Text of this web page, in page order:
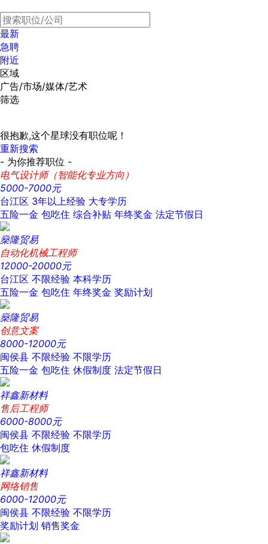
最新
急聘
附近
区域
广告/市场/媒体/艺术
筛选
很抱歉,这个星球没有职位呢！
重新搜索
- 为你推荐职位 -
电气设计师（智能化专业方向）
5000-7000元
台江区 3年以上经验 大专学历
五险一金 包吃住 综合补贴 年终奖金 法定节假日
燊隆贸易
自动化机械工程师
12000-20000元
台江区 不限经验 本科学历
五险一金 包吃住 年终奖金 奖励计划
燊隆贸易
创意文案
8000-12000元
闽侯县 不限经验 不限学历
五险一金 包吃住 休假制度 法定节假日
祥鑫新材料
售后工程师
6000-8000元
闽侯县 不限经验 不限学历
包吃住 休假制度
祥鑫新材料
网络销售
6000-12000元
闽侯县 不限经验 不限学历
奖励计划 销售奖金